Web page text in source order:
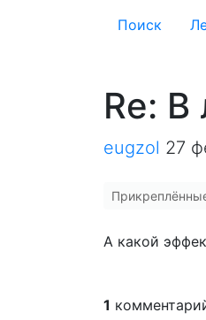
Поиск
Re: В
eugzol 27
А какой
1